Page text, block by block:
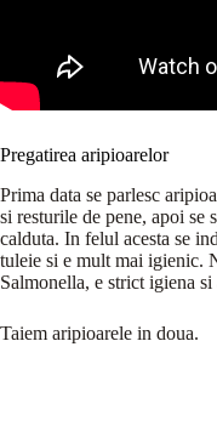
Pregatirea aripioarelor
Prima data se parlesc
si resturile de pene, apoi se
calduta. In felul acesta se
tuleie si e mult mai igienic.
Salmonella, e strict igiena si
Taiem aripioarele in doua.